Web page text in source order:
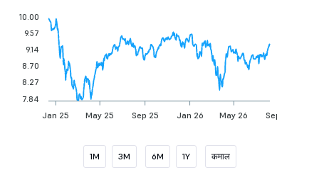
Jan 25 May 25 Sep 25 Jan 26 May 26 Sep 26
10.00
9.57
9.14
8.70
8.27
7.84
1M 3M 6M 1Y कमाल